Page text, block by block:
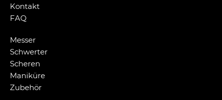
Kontakt
FAQ
Messer
Schwerter
Scheren
Maniküre
Zubehör